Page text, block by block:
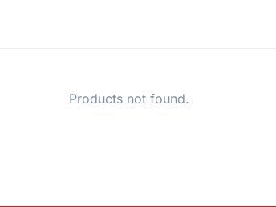
Products not found.